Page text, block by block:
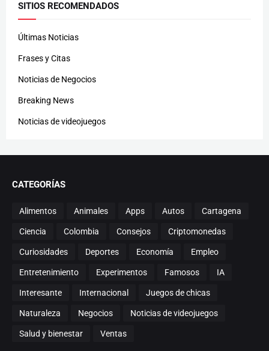
SITIOS RECOMENDADOS
Últimas Noticias
Frases y Citas
Noticias de Negocios
Breaking News
Noticias de videojuegos
CATEGORÍAS
Alimentos Animales Apps Autos Cartagena
Ciencia Colombia Consejos Criptomonedas
Curiosidades Deportes Economía Empleo
Entretenimiento Experimentos Famosos IA
Interesante Internacional Juegos de chicas
Naturaleza Negocios Noticias de videojuegos
Salud y bienestar Ventas